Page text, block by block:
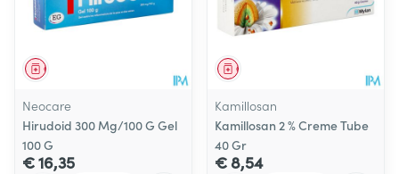
Geneesmiddel
Neocare
Hirudoid 300 Mg/100 G Gel
100 G
€ 16,35
Geneesmiddel
Kamillosan
Kamillosan 2 % Creme Tube
40 Gr
€ 8,54